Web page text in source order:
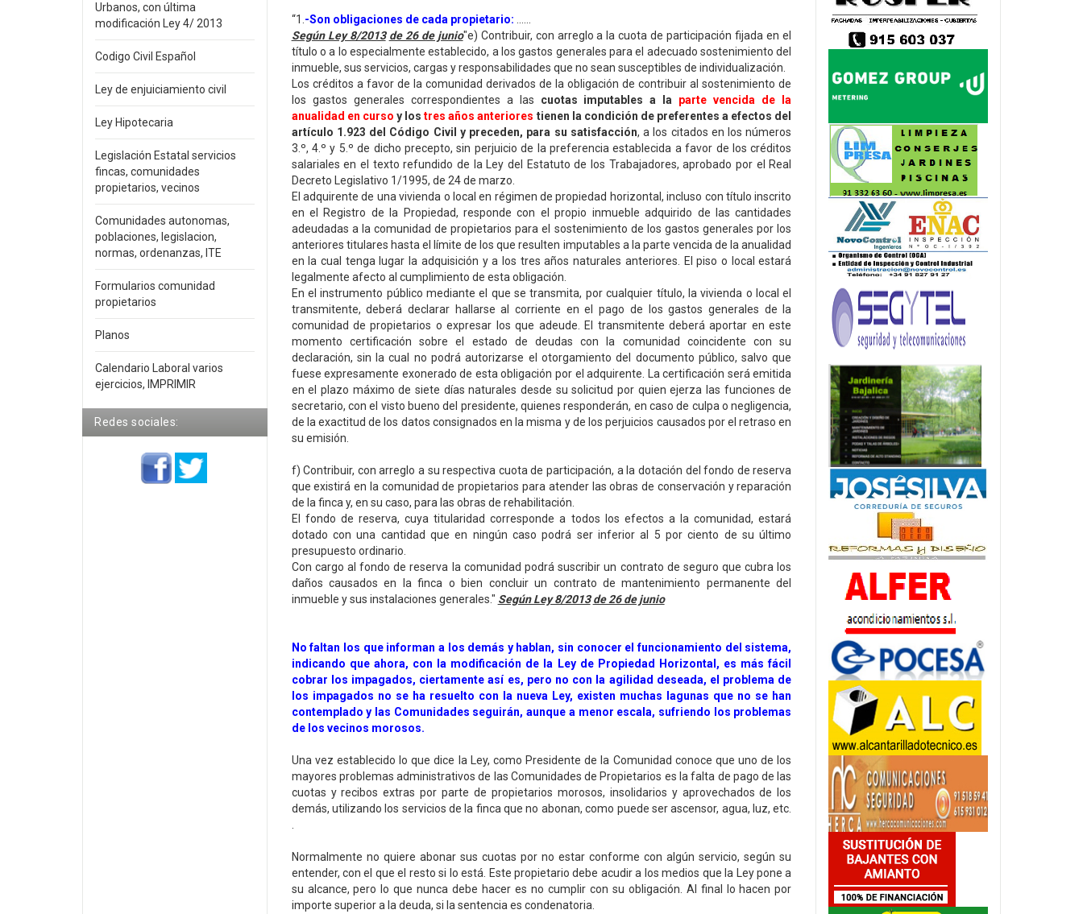
“1. -Son obligaciones de cada propietario:
Según Ley 8/2013 de 26 de junio"e) Contribuir, con arreglo a la cuota de participación fijada en el
título o a lo especialmente establecido, a los gastos generales para el adecuado sostenimiento del
inmueble, sus servicios, cargas y responsabilidades que no sean susceptibles de individualización.
Los créditos a favor de la comunidad derivados de la obligación de contribuir al sostenimiento de
los gastos generales correspondientes a las cuotas imputables a la parte vencida de la
anualidad en curso y los tres años anteriores tienen la condición de preferentes a efectos del
artículo 1.923 del Código Civil y preceden, para su satisfacción, a los citados en los números
3.º, 4.º y 5.º de dicho precepto, sin perjuicio de la preferencia establecida a favor de los créditos
salariales en el texto refundido de la Ley del Estatuto de los Trabajadores, aprobado por el Real
Decreto Legislativo 1/1995, de 24 de marzo.
El adquirente de una vivienda o local en régimen de propiedad horizontal, incluso con título inscrito
en el Registro de la Propiedad, responde con el propio inmueble adquirido de las cantidades
adeudadas a la comunidad de propietarios para el sostenimiento de los gastos generales por los
anteriores titulares hasta el límite de los que resulten imputables a la parte vencida de la anualidad
en la cual tenga lugar la adquisición y a los tres años naturales anteriores. El piso o local estará
legalmente afecto al cumplimiento de esta obligación.
En el instrumento público mediante el que se transmita, por cualquier título, la vivienda o local el
transmitente, deberá declarar hallarse al corriente en el pago de los gastos generales de la
comunidad de propietarios o expresar los que adeude. El transmitente deberá aportar en este
momento certificación sobre el estado de deudas con la comunidad coincidente con su
declaración, sin la cual no podrá autorizarse el otorgamiento del documento público, salvo que
fuese expresamente exonerado de esta obligación por el adquirente. La certificación será emitida
en el plazo máximo de siete días naturales desde su solicitud por quien ejerza las funciones de
secretario, con el visto bueno del presidente, quienes responderán, en caso de culpa o negligencia,
de la exactitud de los datos consignados en la misma y de los perjuicios causados por el retraso en
su emisión.
f) Contribuir, con arreglo a su respectiva cuota de participación, a la dotación del fondo de reserva
que existirá en la comunidad de propietarios para atender las obras de conservación y reparación
de la finca y, en su caso, para las obras de rehabilitación.
El fondo de reserva, cuya titularidad corresponde a todos los efectos a la comunidad, estará
dotado con una cantidad que en ningún caso podrá ser inferior al 5 por ciento de su último
presupuesto ordinario.
Con cargo al fondo de reserva la comunidad podrá suscribir un contrato de seguro que cubra los
daños causados en la finca o bien concluir un contrato de mantenimiento permanente del
inmueble y sus instalaciones generales." Según Ley 8/2013 de 26 de junio
No faltan los que informan a los demás y hablan, sin conocer el funcionamiento del sistema,
indicando que ahora, con la modificación de la Ley de Propiedad Horizontal, es más fácil
cobrar los impagados, ciertamente así es, pero no con la agilidad deseada, el problema de
los impagados no se ha resuelto con la nueva Ley, existen muchas lagunas que no se han
contemplado y las Comunidades seguirán, aunque a menor escala, sufriendo los problemas
de los vecinos morosos.
Una vez establecido lo que dice la Ley, como Presidente de la Comunidad conoce que uno de los
mayores problemas administrativos de las Comunidades de Propietarios es la falta de pago de las
cuotas y recibos extras por parte de propietarios morosos, insolidarios y aprovechados de los
demás, utilizando los servicios de la finca que no abonan, como puede ser ascensor, agua, luz, etc.
Normalmente no quiere abonar sus cuotas por no estar conforme con algún servicio, según su
entender, con el que el resto si lo está. Este propietario debe acudir a los medios que la Ley pone a
su alcance, pero lo que nunca debe hacer es no cumplir con su obligación. Al final lo hacen por
importe superior a la deuda, si la sentencia es condenatoria.
Urbanos, con última
modificación Ley 4/ 2013
Codigo Civil Español
Ley de enjuiciamiento civil
Ley Hipotecaria
Legislación Estatal servicios
fincas, comunidades
propietarios, vecinos
Comunidades autonomas,
poblaciones, legislacion,
normas, ordenanzas, ITE
Formularios comunidad
propietarios
Planos
Calendario Laboral varios
ejercicios, IMPRIMIR
Redes sociales: